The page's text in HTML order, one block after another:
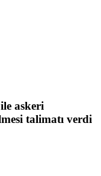
askeri
talimatı verdi